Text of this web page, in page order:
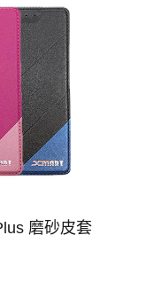
磨砂皮套